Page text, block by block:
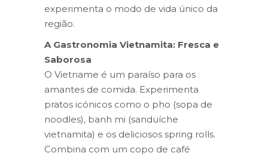
experimenta o modo de vida único da
região.
A Gastronomia Vietnamita: Fresca e
Saborosa
O Vietname é um paraíso para os
amantes de comida. Experimenta
pratos icónicos como o pho (sopa de
noodles), banh mi (sanduíche
vietnamita) e os deliciosos spring rolls.
Combina com um copo de café